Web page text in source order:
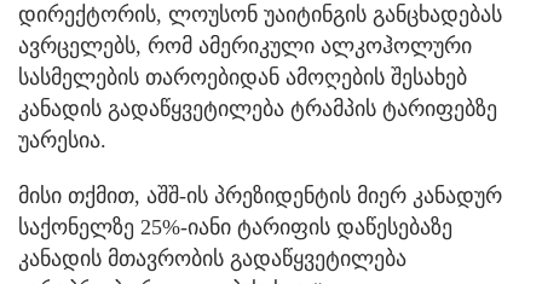
დირექტორის, ლოუსონ უაიტინგის განცხადებას
ავრცელებს, რომ ამერიკული ალკოჰოლური
სასმელების თაროებიდან ამოღების შესახებ
კანადის გადაწყვეტილება ტრამპის ტარიფებზე
უარესია.
მისი თქმით, აშშ-ის პრეზიდენტის მიერ კანადურ
საქონელზე 25%-იანი ტარიფის დაწესებაზე
კანადის მთავრობის გადაწყვეტილება